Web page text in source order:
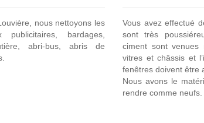
nous nettoyons les
bardages,
abri-bus, abris de
Vous avez effectué
sont très
ciment sont venues
vitres et châssis et
fenêtres doivent être
Nous avons le
rendre comme neufs.